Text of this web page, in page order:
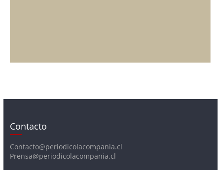
Contacto
Contacto@periodicolacompania.cl
Prensa@periodicolacompania.cl